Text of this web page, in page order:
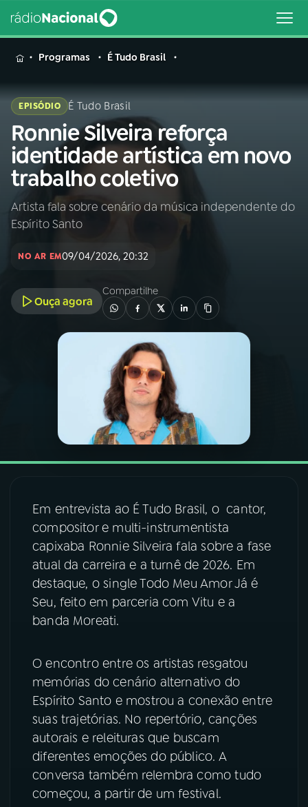
MENU
Buscar
na
Rádio
Nacional
Buscar
AO VIVO
INÍCIO
A RÁDIO
PROGRAMAÇÃO
PROGRAMAS
PODCASTS
07ÚLTIMAS
08FESTIVAL DE MÚSICA
Instagram X
TikTok
Programas É Tudo Brasil
EPISÓDIO É Tudo Brasil
Ronnie Silveira reforça
identidade artística em novo
trabalho coletivo
Artista fala sobre cenário da música independente do
Espírito Santo
NO AR EM09/04/2026, 20:32
Ouça agora
Compartilhe
Em entrevista ao É Tudo Brasil, o cantor,
compositor e multi-instrumentista
capixaba Ronnie Silveira fala sobre a fase
atual da carreira e a turnê de 2026. Em
destaque, o single Todo Meu Amor Já é
Seu, feito em parceria com Vitu e a
banda Moreati.
O encontro entre os artistas resgatou
memórias do cenário alternativo do
Espírito Santo e mostrou a conexão entre
suas trajetórias. No repertório, canções
autorais e releituras que buscam
diferentes emoções do público. A
conversa também relembra como tudo
começou, a partir de um festival.